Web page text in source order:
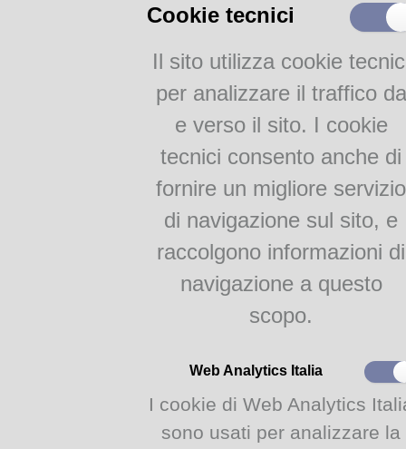
Il quotidiano americanoThe
cento migliori libri degli ultimi
newyorkese ha assegnato a
letterari. Una squadra che
altri. Questi cento libri non
del New York Times delinea
più avvincenti degli ultimi
riscoprire le opere che hanno
conL'amica geniale.
Cookie tecnici
Il sito utilizza cookie
per analizzare il traffico da
e verso il sito. I cookie
tecnici consento anche di
fornire un migliore servizio
di navigazione sul sito, e
raccolgono informazioni di
navigazione a questo
scopo.
Web Analytics Italia
I cookie di Web Analytics
sono usati per analizzare la